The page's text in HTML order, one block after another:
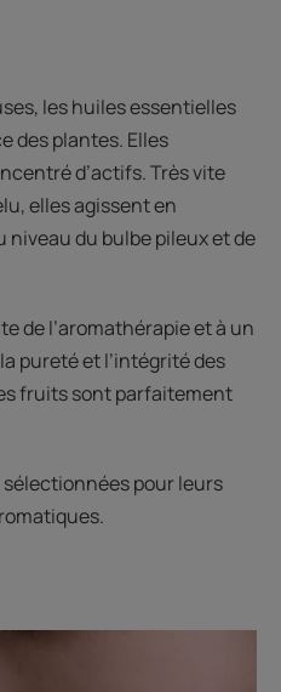
les huiles essentielles
des plantes. Elles
d’actifs. Très vite
elles agissent en
du bulbe pileux et de
de l’aromathérapie et à un
pureté et l’intégrité des
fruits sont parfaitement
pour leurs